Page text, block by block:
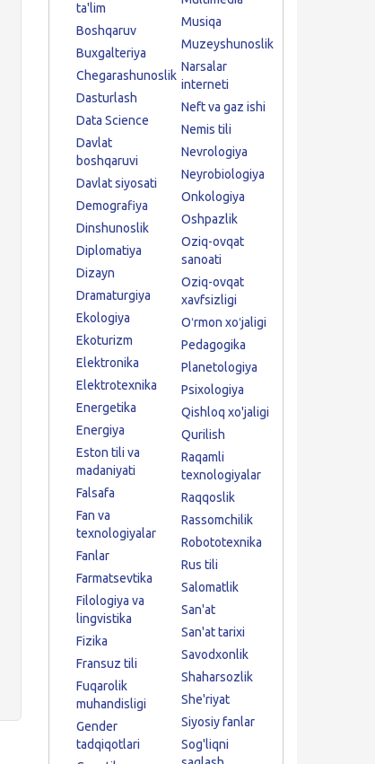
ta'lim
Boshqaruv
Buxgalteriya
Chegarashunoslik
Dasturlash
Data Science
Davlat
boshqaruvi
Davlat siyosati
Demografiya
Dinshunoslik
Diplomatiya
Dizayn
Dramaturgiya
Ekologiya
Ekoturizm
Elektronika
Elektrotexnika
Energetika
Energiya
Eston tili va
madaniyati
Falsafa
Fan va
texnologiyalar
Fanlar
Farmatsevtika
Filologiya va
lingvistika
Fizika
Fransuz tili
Fuqarolik
muhandisligi
Gender
tadqiqotlari
Musiqa
Muzeyshunoslik
Narsalar
interneti
Neft va gaz ishi
Nemis tili
Nevrologiya
Neyrobiologiya
Onkologiya
Oshpazlik
Oziq-ovqat
sanoati
Oziq-ovqat
xavfsizligi
Oʻrmon xoʻjaligi
Pedagogika
Planetologiya
Psixologiya
Qishloq xo'jaligi
Qurilish
Raqamli
texnologiyalar
Raqqoslik
Rassomchilik
Robototexnika
Rus tili
Salomatlik
San'at
San'at tarixi
Savodxonlik
Shaharsozlik
She'riyat
Siyosiy fanlar
Sog'liqni